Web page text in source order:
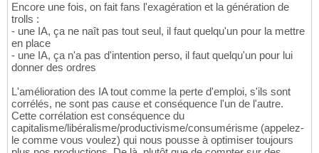
Encore une fois, on fait fans l'exagération et la génération de
trolls :
- une IA, ça ne naît pas tout seul, il faut quelqu'un pour la mettre
en place
- une IA, ça n'a pas d'intention perso, il faut quelqu'un pour lui
donner des ordres
L'amélioration des IA tout comme la perte d'emploi, s'ils sont
corrélés, ne sont pas cause et conséquence l'un de l'autre.
Cette corrélation est conséquence du
capitalisme/libéralisme/productivisme/consumérisme (appelez-
le comme vous voulez) qui nous pousse à optimiser toujours